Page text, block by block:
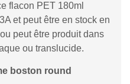
flacon PET 180ml
et peut être en stock en
peut être produit dans
ou translucide.
boston round